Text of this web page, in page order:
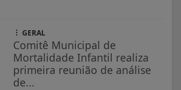
GERAL
Comitê Municipal de
Mortalidade Infantil realiza
primeira reunião de análise
de...